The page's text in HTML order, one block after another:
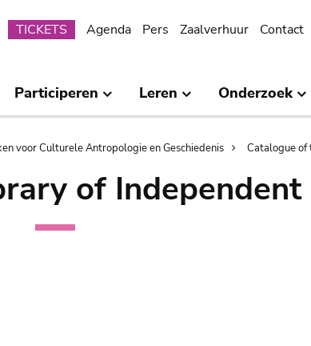
Submenu
TICKETS Agenda Pers Zaalverhuur Contact
Participeren Leren Onderzoek
voor Culturele Antropologie en Geschiedenis Catalogue of
of Independent